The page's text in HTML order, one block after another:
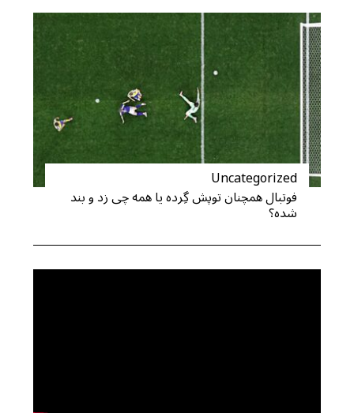
Uncategorized
فوتبال همچنان توپش گِرده یا همه چی زد و بند
شده؟
h